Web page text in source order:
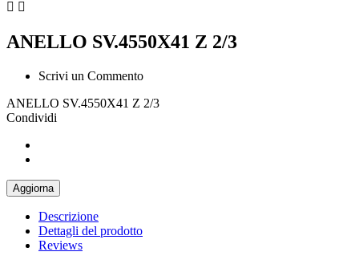
 
ANELLO SV.4550X41 Z 2/3
Scrivi un Commento
ANELLO SV.4550X41 Z 2/3
Condividi
Descrizione
Dettagli del prodotto
Reviews